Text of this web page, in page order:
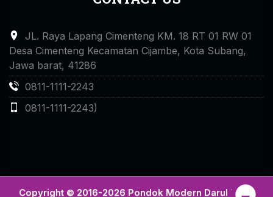
JL. Raya Lapang Cimenteng KM. 18 RT 01 RW 01
Desa Cimenteng Kecamatan Cijambe, Kota Subang,
Jawa barat, 41286
0811-1111-2243
0811-1111-2243)
Copyright © 2016-2026 Pondok Modern Darul Falah